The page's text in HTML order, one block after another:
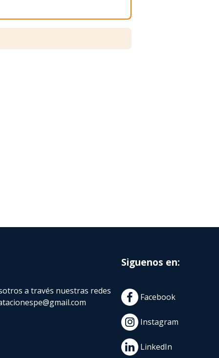
a través nuestras redes
Siguenos en:
Facebook
Instagram
LinkedIn